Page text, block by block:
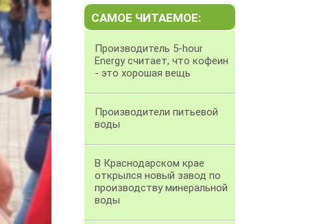
САМОЕ ЧИТАЕМОЕ:
Производитель 5-hour
Energy считает, что кофеин
- это хорошая вещь
Производители питьевой
воды
В Краснодарском крае
открылся новый завод по
производству минеральной
воды